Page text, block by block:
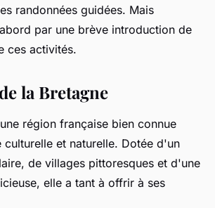
randonnées guidées. Mais
par une brève introduction de
ces activités.
la Bretagne
région française bien connue
culturelle et naturelle. Dotée d'un
de villages pittoresques et d'une
elle a tant à offrir à ses